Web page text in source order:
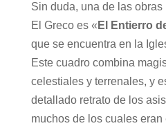
Sin duda, una de las
El Greco es « El Entierro
que se encuentra en la
Este cuadro combina
celestiales y terrenales, y
detallado retrato de los
muchos de los cuales eran